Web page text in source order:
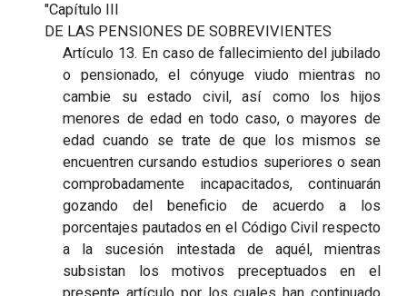
"Capítulo III
DE LAS PENSIONES DE SOBREVIVIENTES
Artículo 13. En caso de fallecimiento del jubilado
o pensionado, el cónyuge viudo mientras no
cambie su estado civil, así como los hijos
menores de edad en todo caso, o mayores de
edad cuando se trate de que los mismos se
encuentren cursando estudios superiores o sean
comprobadamente incapacitados, continuarán
gozando del beneficio de acuerdo a los
porcentajes pautados en el Código Civil respecto
a la sucesión intestada de aquél, mientras
subsistan los motivos preceptuados en el